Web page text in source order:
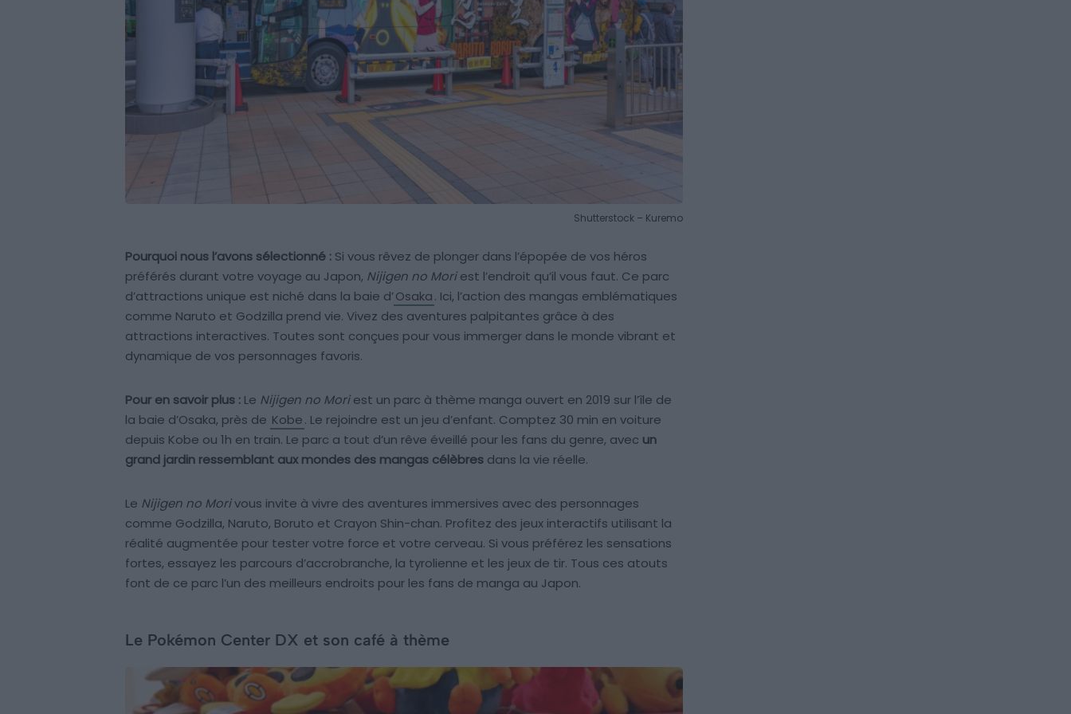
Shutterstock – Kuremo
Pourquoi nous l’avons sélectionné : Si vous rêvez de plonger dans l’épopée de vos héros
préférés durant votre voyage au Japon, Nijigen no Moriest l’endroit qu’il vous faut. Ce parc
d’attractions unique est niché dans la baie d’Osaka. Ici, l’action des mangas emblématiques
comme Naruto et Godzilla prend vie. Vivez des aventures palpitantes grâce à des
attractions interactives. Toutes sont conçues pour vous immerger dans le monde vibrant et
dynamique de vos personnages favoris.
Pour en savoir plus : Le Nijigen no Moriest un parc à thème manga ouvert en 2019 sur l’île de
la baie d’Osaka, près de Kobe. Le rejoindre est un jeu d’enfant. Comptez 30 min en voiture
depuis Kobe ou 1h en train. Le parc a tout d’un rêve éveillé pour les fans du genre, avec un
grand jardin ressemblant aux mondes des mangas célèbres dans la vie réelle.
Le Nijigen no Morivous invite à vivre des aventures immersives avec des personnages
comme Godzilla, Naruto, Boruto et Crayon Shin-chan. Profitez des jeux interactifs utilisant la
réalité augmentée pour tester votre force et votre cerveau. Si vous préférez les sensations
fortes, essayez les parcours d’accrobranche, la tyrolienne et les jeux de tir. Tous ces atouts
font de ce parc l’un des meilleurs endroits pour les fans de manga au Japon.
Le Pokémon Center DX et son café à thème